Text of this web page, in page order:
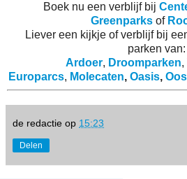
Boek nu een verblijf bij
Greenparksof
Liever een kijkje of verblijf bij
parken van:
Ardoer, Droomparken,
Europarcs, Molecaten, Oasis,
de redactie op 15:23
Delen